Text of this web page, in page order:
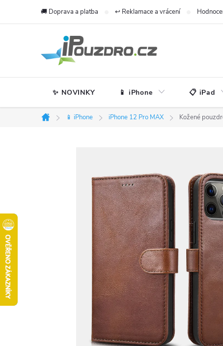
🚚 Doprava a platba ↩️ Reklamace a vrácení
✨ NOVINKY 📱 iPhone 📋 iPad
Domů
📱 iPhone iPhone 12 Pro MAX Kožené